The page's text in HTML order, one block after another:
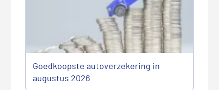
Goedkoopste autoverzekering in
augustus 2026